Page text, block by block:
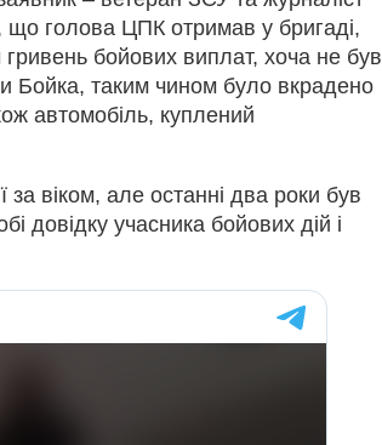
голова ЦПК отримав у бригаді,
бойових виплат, хоча не був
Бойка, таким чином було вкрадено
автомобіль, куплений
за віком, але останні два роки був
довідку учасника бойових дій і